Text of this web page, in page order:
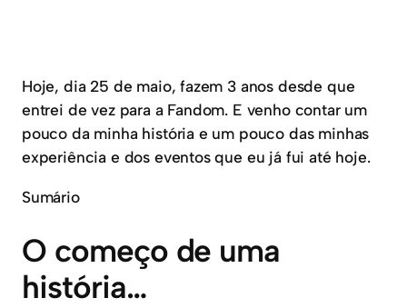
Hoje, dia 25 de maio, fazem 3 anos desde que
entrei de vez para a Fandom. E venho contar um
pouco da minha história e um pouco das minhas
experiência e dos eventos que eu já fui até hoje.
Sumário
O começo de uma
história…